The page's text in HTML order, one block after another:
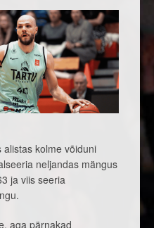
kolme võiduni
neljandas mängus
ja viis seeria
aga pärnakad